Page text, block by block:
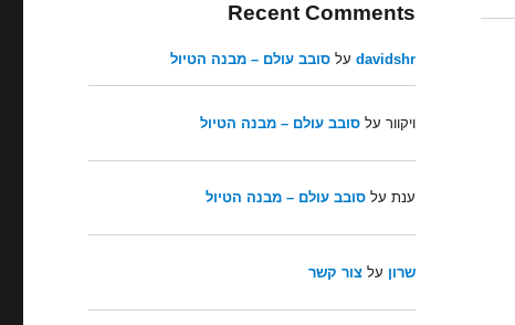
Recent Comments
davidshrעל סובב עולם – מבנה הטיול
ויקוורעל סובב עולם – מבנה הטיול
ענתעל סובב עולם – מבנה הטיול
שרון על צור קשר